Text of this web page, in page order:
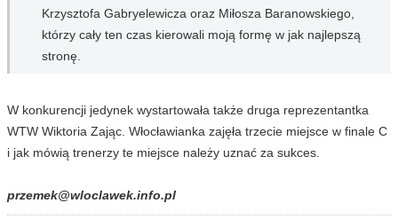
Krzysztofa Gabryelewicza oraz Miłosza Baranowskiego,
którzy cały ten czas kierowali moją formę w jak najlepszą
stronę.
W konkurencji jedynek wystartowała także druga reprezentantka
WTW Wiktoria Zając. Włocławianka zajęła trzecie miejsce w finale C
i jak mówią trenerzy te miejsce należy uznać za sukces.
przemek@wloclawek.info.pl